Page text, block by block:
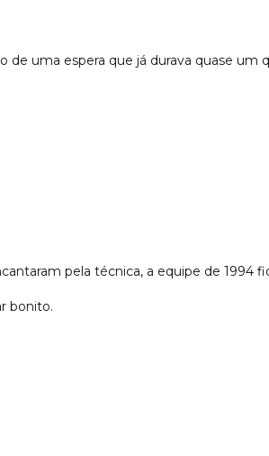
de uma espera que já durava quase um
pela técnica, a equipe de 1994
bonito.